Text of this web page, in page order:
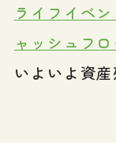
ライフイベ
ャッシュフロ
いよいよ資